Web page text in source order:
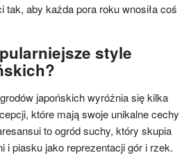
tak, aby każda pora roku wnosiła coś
style
japońskich wyróżnia się kilka
które mają swoje unikalne cechy
to ogród suchy, który skupia
i piasku jako reprezentacji gór i rzek.